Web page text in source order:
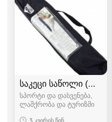
საკეცი საწოლი
სპორტი და დასვენება,
ლაშქრობა და ტურიზმი
3 კვირის წინ